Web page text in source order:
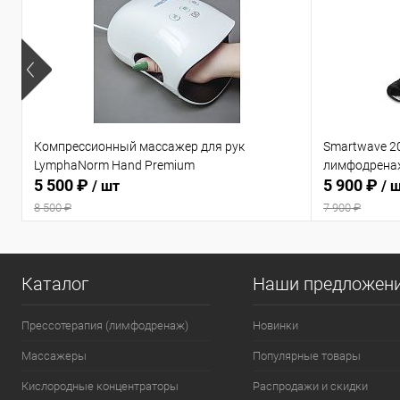
Компрессионный массажер для рук
LymphaNorm Hand Premium
5 500 ₽ / шт
8 500 ₽
Smartwave
5 900 ₽ /
7 900 ₽
Каталог
Прессотерапия (лимфодренаж)
Массажеры
Кислородные концентраторы
Наши
Новинки
Популярные товары
Распродажи и скидки